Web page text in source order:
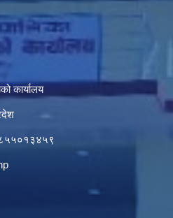
कार्यालय